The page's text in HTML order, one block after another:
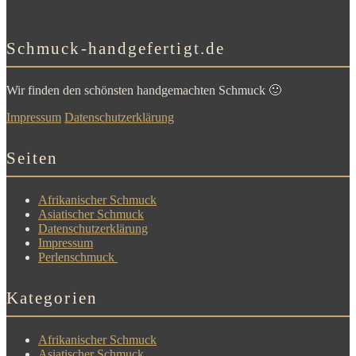
Schmuck-handgefertigt.de
Wir finden den schönsten handgemachten Schmuck 🙂
Impressum Datenschutzerklärung
Seiten
Afrikanischer Schmuck
Asiatischer Schmuck
Datenschutzerklärung
Impressum
Perlenschmuck
Kategorien
Afrikanischer Schmuck